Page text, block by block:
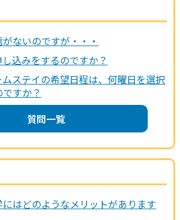
ないのですが・・・
込みをするのですか？
ステイの希望日程は、何曜日を選択
すか？
質問一覧
はどのようなメリットがあります